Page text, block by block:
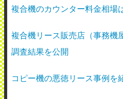
複合機のカウンター料金相場
複合機リース販売店（事務機
調査結果を公開
コピー機の悪徳リース事例を